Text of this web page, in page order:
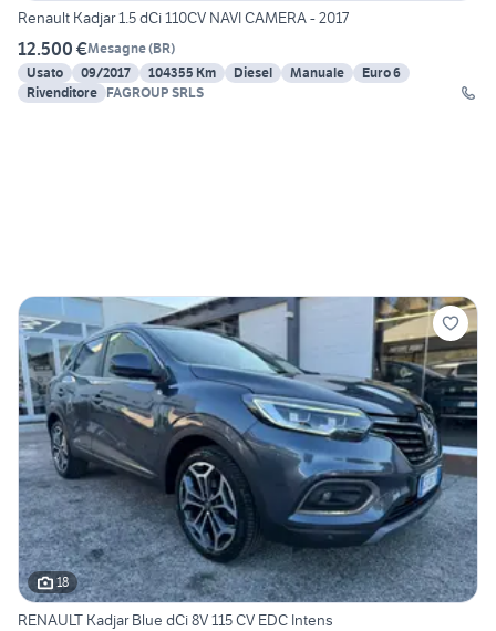
Renault Kadjar 1.5 dCi 110CV NAVI CAMERA - 2017
12.500 €Mesagne(BR)
Usato
09/2017 104355 Km Diesel Manuale
Euro 6
Rivenditore FAGROUP SRLS
18
RENAULT Kadjar Blue dCi 8V 115 CV EDC Intens